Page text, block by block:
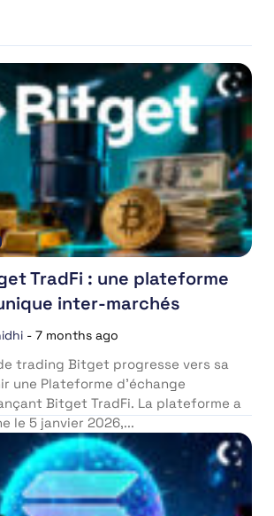
TradFi : une plateforme
inter-marchés
- 7 months ago
trading Bitget progresse vers sa
une Plateforme d’échange
Bitget TradFi. La plateforme a
le 5 janvier 2026,...